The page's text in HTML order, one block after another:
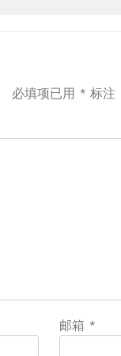
必填项已用 * 标注
邮箱 *